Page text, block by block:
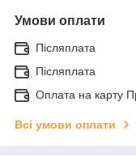
Умови оплати
Післяплата
Післяплата
Оплата на карту
Всі умови оплати